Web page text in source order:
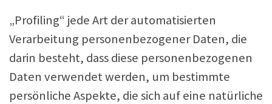
„Profiling“ jede Art der automatisierten
Verarbeitung personenbezogener Daten, die
darin besteht, dass diese personenbezogenen
Daten verwendet werden, um bestimmte
persönliche Aspekte, die sich auf eine natürliche